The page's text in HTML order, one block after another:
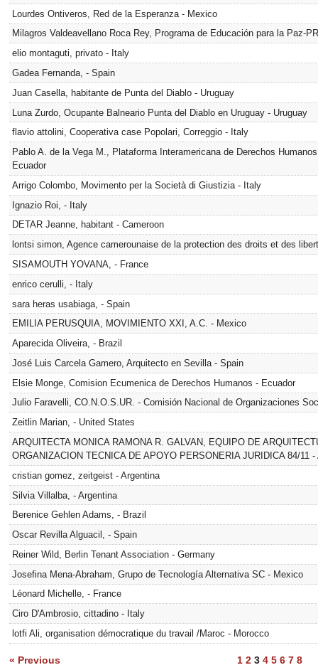
Lourdes Ontiveros, Red de la Esperanza - Mexico
Milagros Valdeavellano Roca Rey, Programa de Educación para la Paz-
elio montaguti, privato - Italy
Gadea Fernanda, - Spain
Juan Casella, habitante de Punta del Diablo - Uruguay
Luna Zurdo, Ocupante Balneario Punta del Diablo en Uruguay - Uruguay
flavio attolini, Cooperativa case Popolari, Correggio - Italy
Pablo A. de la Vega M., Plataforma Interamericana de Derechos
Ecuador
Arrigo Colombo, Movimento per la Società di Giustizia - Italy
Ignazio Roi, - Italy
DETAR Jeanne, habitant - Cameroon
lontsi simon, Agence camerounaise de la protection des droits et des
SISAMOUTH YOVANA, - France
enrico cerulli, - Italy
sara heras usabiaga, - Spain
EMILIA PERUSQUIA, MOVIMIENTO XXI, A.C. - Mexico
Aparecida Oliveira, - Brazil
José Luis Carcela Gamero, Arquitecto en Sevilla - Spain
Elsie Monge, Comision Ecumenica de Derechos Humanos - Ecuador
Julio Faravelli, CO.N.O.S.UR. - Comisión Nacional de Organizaciones
Zeitlin Marian, - United States
ARQUITECTA MONICA RAMONA R. GALVAN, EQUIPO DE
ORGANIZACION TECNICA DE APOYO PERSONERIA JURIDICA 84/11 -
cristian gomez, zeitgeist - Argentina
Silvia Villalba, - Argentina
Berenice Gehlen Adams, - Brazil
Oscar Revilla Alguacil, - Spain
Reiner Wild, Berlin Tenant Association - Germany
Josefina Mena-Abraham, Grupo de Tecnología Alternativa SC - Mexico
Léonard Michelle, - France
Ciro D'Ambrosio, cittadino - Italy
lotfi Ali, organisation démocratique du travail /Maroc - Morocco
« Previous 1 2 3 4 5 6 7 8